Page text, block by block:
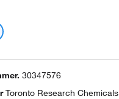
30347576
Toronto Research Chemicals